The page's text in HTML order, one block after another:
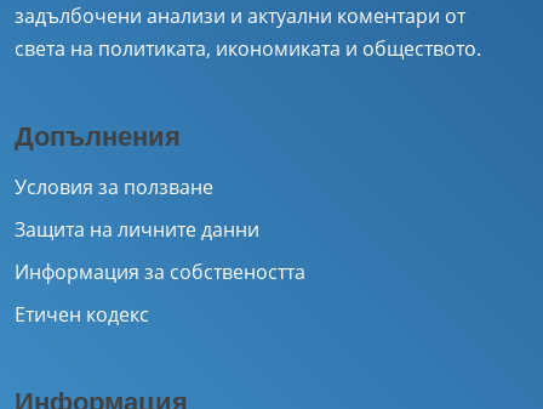
задълбочени анализи и актуални коментари от
света на политиката, икономиката и обществото.
Допълнения
Условия за ползване
Защита на личните данни
Информация за собствеността
Етичен кодекс
Информация